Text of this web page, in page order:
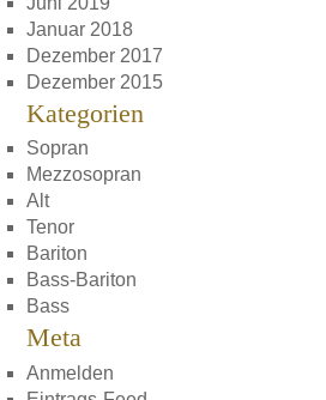
Januar 2018
Dezember 2017
Dezember 2015
Kategorien
Sopran
Mezzosopran
Alt
Tenor
Bariton
Bass-Bariton
Bass
Meta
Anmelden